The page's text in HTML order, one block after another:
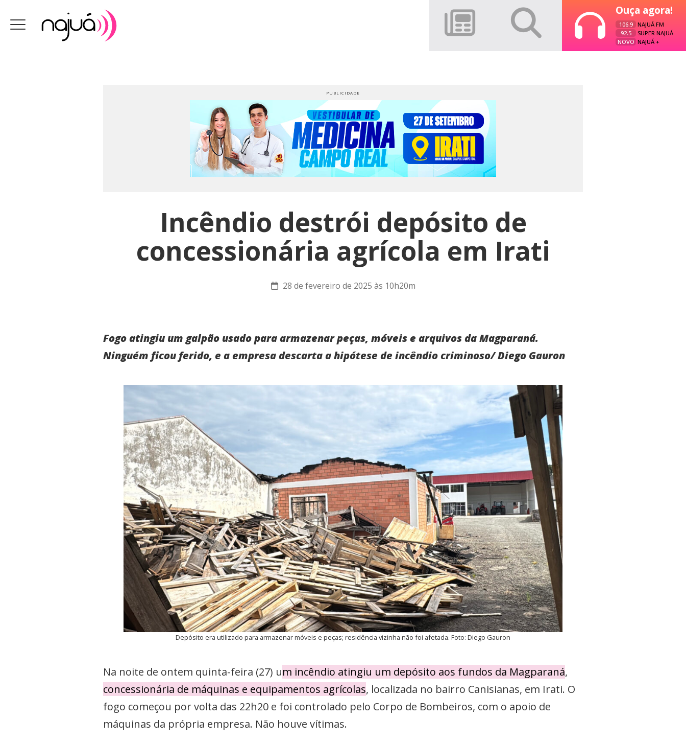
Ouça agora!
106.9
NAJUÁ FM
92.5
SUPER NAJUÁ
NOVO NAJUÁ +
Incêndio destrói depósito de
concessionária agrícola em Irati
28 de fevereiro de 2025 às 10h20m
Fogo atingiu um galpão usado para armazenar peças, móveis e arquivos da Magparaná.
Ninguém ficou ferido, e a empresa descarta a hipótese de incêndio criminoso/ Diego Gauron
Depósito era utilizado para armazenar móveis e peças; residência vizinha não foi afetada. Foto: Diego Gauron
Na noite de ontem quinta-feira (27) um incêndio atingiu um depósito aos fundos da Magparaná,
concessionária de máquinas e equipamentos agrícolas, localizada no bairro Canisianas, em Irati. O
fogo começou por volta das 22h20 e foi controlado pelo Corpo de Bombeiros, com o apoio de
máquinas da própria empresa. Não houve vítimas.